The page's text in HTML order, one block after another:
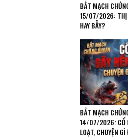
BẮT MẠCH
15/07/2026: THỊ
HAY BẪY?
BẮT MẠCH
14/07/2026: CỔ
LOẠT, CHUYỆN